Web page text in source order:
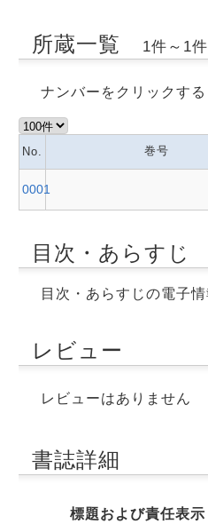
所蔵一覧 1件～1
ナンバーをクリックす
No. 巻号
0001
目次・あらすじ
目次・あらすじの電子
レビュー
レビューはありません
書誌詳細
標題および責任表示